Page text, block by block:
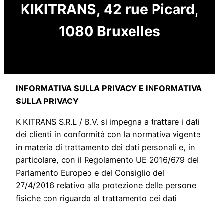
KIKITRANS, 42 rue Picard,
1080 Bruxelles
INFORMATIVA SULLA PRIVACY E INFORMATIVA
SULLA PRIVACY
KIKITRANS S.R.L / B.V. si impegna a trattare i dati
dei clienti in conformità con la normativa vigente
in materia di trattamento dei dati personali e, in
particolare, con il Regolamento UE 2016/679 del
Parlamento Europeo e del Consiglio del
27/4/2016 relativo alla protezione delle persone
fisiche con riguardo al trattamento dei dati